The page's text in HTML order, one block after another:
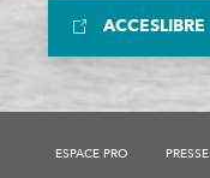
ACCESLIBRE
ESPACE PRO PRESSE